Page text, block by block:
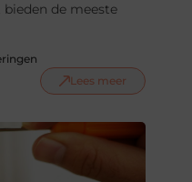
de meeste
Lees meer